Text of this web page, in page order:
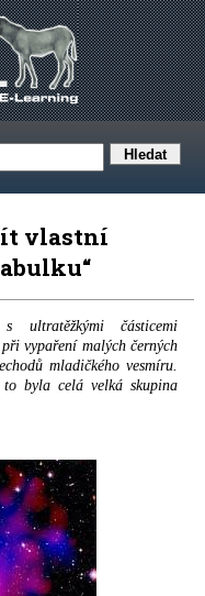
vlastní
ultratěžkými částicemi
vypaření malých černých
mladičkého vesmíru.
to byla celá velká skupina